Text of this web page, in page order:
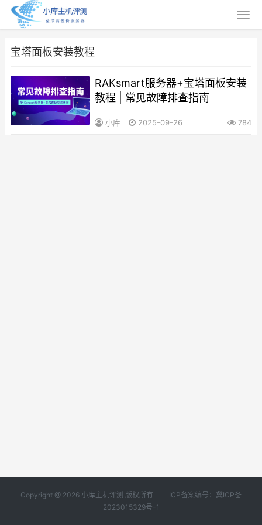
宝塔面板安装教程
RAKsmart服务器+宝塔面板安装
教程 | 常见故障排查指南
小库 2025-09-26 784
Copyright @ 2026 小库主机评测 版权所有 ICP备案编号：冀ICP备
2023015329号-1